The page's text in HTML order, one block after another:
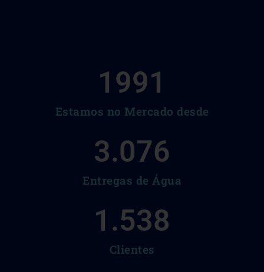
Estamos no Mercado desde
1991
Entregas de Água
3.076
Clientes
1.538